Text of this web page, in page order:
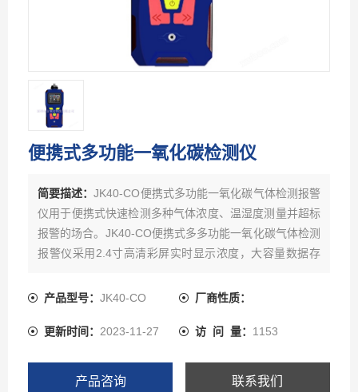
便携式多功能一氧化碳检测仪
简要描述：JK40-CO便携式多功能一氧化碳气体检测报警
仪用于便携式快速检测多种气体浓度、温湿度测量并超标
报警的场合。JK40-CO便携式多多功能一氧化碳气体检测
报警仪采用2.4寸高清彩屏实时显示浓度，大容量数据存
持实时存储、定时存储，或只存报警浓度数据和时间、支
电脑，用上位机软件分析数据和存储、打印，三种显示模
道气体的浓度、实时曲线，各通道之间自动循环或手动循
产品型号： JK40-CO 厂商性质：
更新时间： 2023-11-27 访 问 量： 1153
产品咨询 联系我们